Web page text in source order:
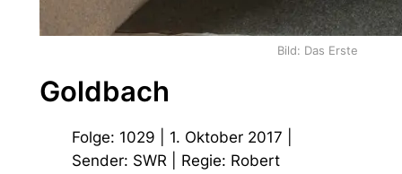
Bild: Das Erste
Goldbach
Folge: 1029 | 1. Oktober 2017 |
Sender: SWR | Regie: Robert